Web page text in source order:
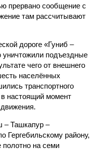
прервано сообщение с
там рассчитывают
дороге «Гуниб –
уничтожили подъездные
чего от внешнего
населённых
транспортного
настоящий момент
– Ташкапур –
Гергебильскому району,
на семи